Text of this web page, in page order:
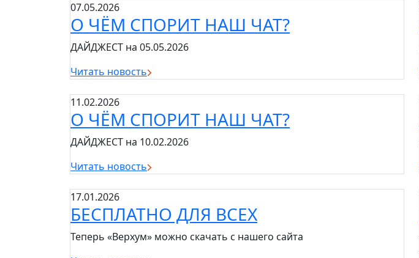
07.05.2026
О ЧЁМ СПОРИТ НАШ ЧАТ?
ДАЙДЖЕСТ на 05.05.2026
Читать новость
11.02.2026
О ЧЁМ СПОРИТ НАШ ЧАТ?
ДАЙДЖЕСТ на 10.02.2026
Читать новость
17.01.2026
БЕСПЛАТНО ДЛЯ ВСЕХ
Теперь «Верхум» можно скачать с нашего сайта